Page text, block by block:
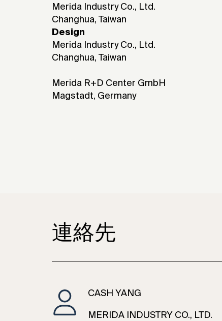
Merida Industry Co., Ltd.
Changhua, Taiwan
Design
Merida Industry Co., Ltd.
Changhua, Taiwan
Merida R+D Center GmbH
Magstadt, Germany
連絡先
CASH YANG
MERIDA INDUSTRY CO., LTD.